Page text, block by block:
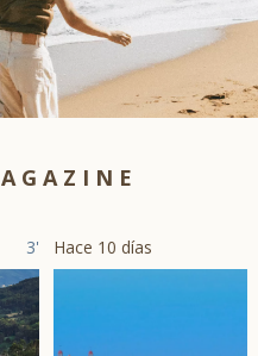
3' Hace 10 días